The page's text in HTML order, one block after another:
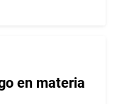
en materia